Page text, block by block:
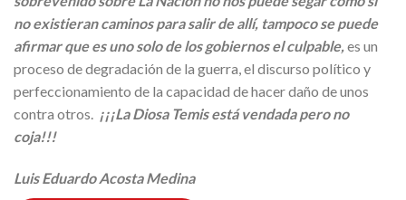
no existieran caminos para salir de allí, tampoco se puede
afirmar que es uno solo de los gobiernos el culpable, es un
proceso de degradación de la guerra, el discurso político y
perfeccionamiento de la capacidad de hacer daño de unos
contra otros.
¡¡¡La Diosa Temis está vendada pero no
coja!!!
Luis Eduardo Acosta Medina